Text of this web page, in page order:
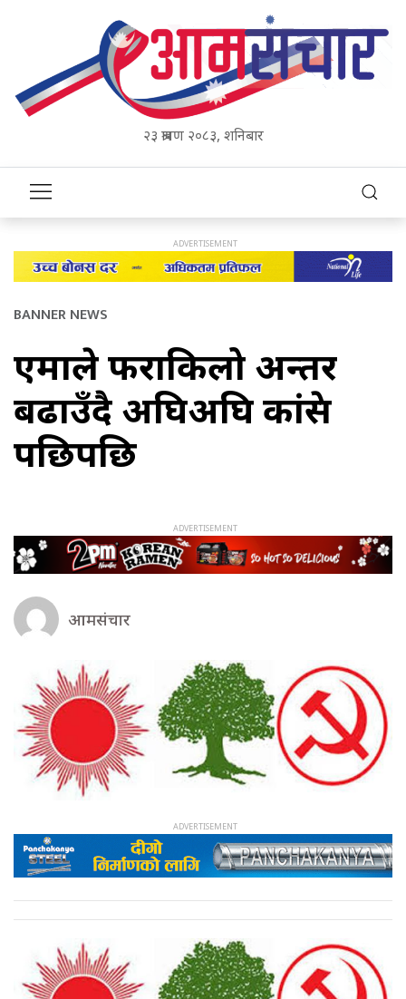
२३ श्रावण २०८३, शनिबार
BANNER NEWS
एमाले फराकिलो अन्तर
बढाउँदै अघिअघि कांग्रेस
पछिपछि
आमसंचार